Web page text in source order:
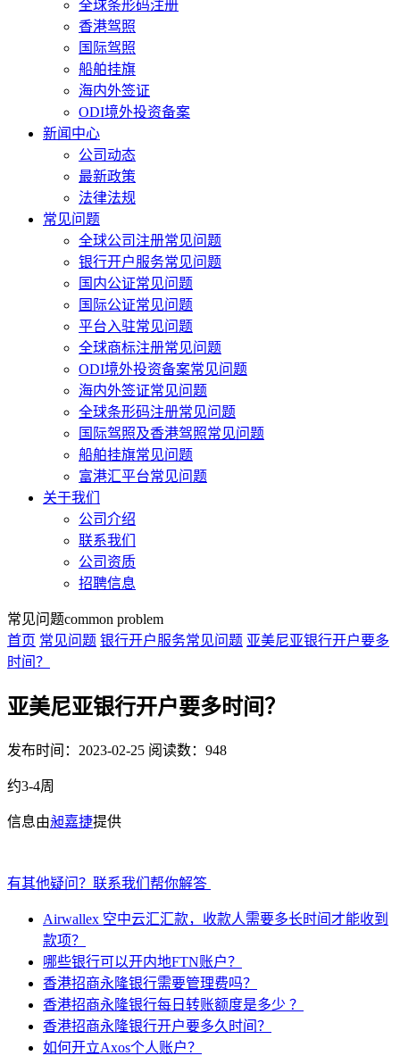
全球条形码注册
香港驾照
国际驾照
船舶挂旗
海内外签证
ODI境外投资备案
新闻中心
公司动态
最新政策
法律法规
常见问题
全球公司注册常见问题
银行开户服务常见问题
国内公证常见问题
国际公证常见问题
平台入驻常见问题
全球商标注册常见问题
ODI境外投资备案常见问题
海内外签证常见问题
全球条形码注册常见问题
国际驾照及香港驾照常见问题
船舶挂旗常见问题
富港汇平台常见问题
关于我们
公司介绍
联系我们
公司资质
招聘信息
常见问题common problem
首页 常见问题 银行开户服务常见问题 亚美尼亚银行开户要多
时间？
亚美尼亚银行开户要多时间？
发布时间：2023-02-25 阅读数：948
约3-4周
信息由昶嘉捷提供
有其他疑问？联系我们帮你解答
Airwallex 空中云汇汇款，收款人需要多长时间才能收到
款项？
哪些银行可以开内地FTN账户？
香港招商永隆银行需要管理费吗？
香港招商永隆银行每日转账额度是多少 ？
香港招商永隆银行开户要多久时间？
如何开立Axos个人账户？